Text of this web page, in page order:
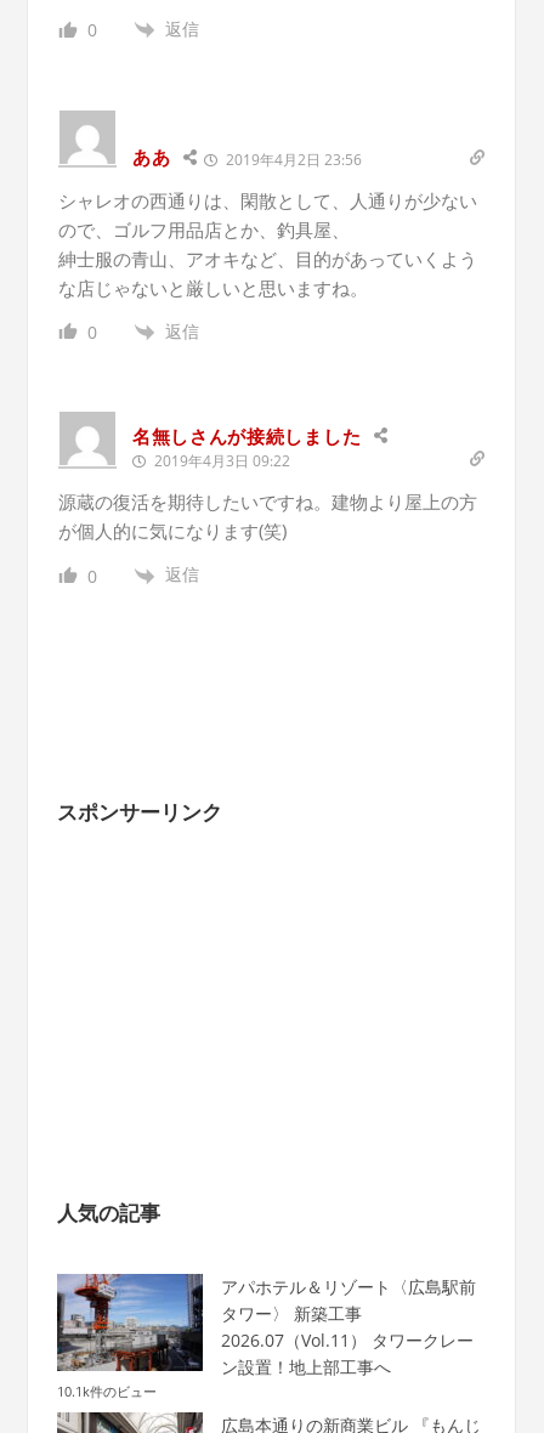
0 返信
ああ 2019年4月2日 23:56
シャレオの西通りは、閑散として、人通りが少ない
ので、ゴルフ用品店とか、釣具屋、
紳士服の青山、アオキなど、目的があっていくよう
な店じゃないと厳しいと思いますね。
0 返信
名無しさんが接続しました
2019年4月3日 09:22
源蔵の復活を期待したいですね。建物より屋上の方
が個人的に気になります(笑)
0 返信
スポンサーリンク
人気の記事
アパホテル＆リゾート〈広島駅前
タワー〉 新築工事
2026.07（Vol.11） タワークレー
ン設置！地上部工事へ
10.1k件のビュー
広島本通りの新商業ビル 『もんじ